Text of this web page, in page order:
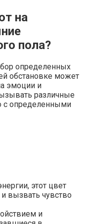
на
пола?
определенных
обстановке может
эмоции и
различные
с определенными
этот цвет
вызвать чувство
и